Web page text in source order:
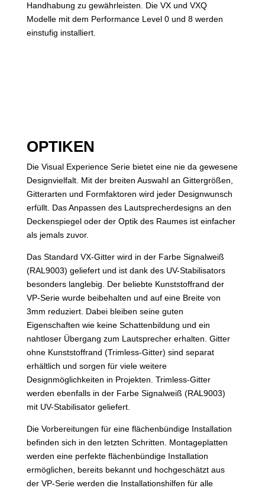
Handhabung zu gewährleisten. Die VX und VXQ
Modelle mit dem Performance Level 0 und 8 werden
einstufig installiert.
OPTIKEN
Die Visual Experience Serie bietet eine nie da gewesene
Designvielfalt. Mit der breiten Auswahl an Gittergrößen,
Gitterarten und Formfaktoren wird jeder Designwunsch
erfüllt. Das Anpassen des Lautsprecherdesigns an den
Deckenspiegel oder der Optik des Raumes ist einfacher
als jemals zuvor.
Das Standard VX-Gitter wird in der Farbe Signalweiß
(RAL9003) geliefert und ist dank des UV-Stabilisators
besonders langlebig. Der beliebte Kunststoffrand der
VP-Serie wurde beibehalten und auf eine Breite von
3mm reduziert. Dabei bleiben seine guten
Eigenschaften wie keine Schattenbildung und ein
nahtloser Übergang zum Lautsprecher erhalten. Gitter
ohne Kunststoffrand (Trimless-Gitter) sind separat
erhältlich und sorgen für viele weitere
Designmöglichkeiten in Projekten. Trimless-Gitter
werden ebenfalls in der Farbe Signalweiß (RAL9003)
mit UV-Stabilisator geliefert.
Die Vorbereitungen für eine flächenbündige Installation
befinden sich in den letzten Schritten. Montageplatten
werden eine perfekte flächenbündige Installation
ermöglichen, bereits bekannt und hochgeschätzt aus
der VP-Serie werden die Installationshilfen für alle